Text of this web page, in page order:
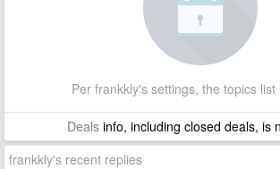
Per frankkly's settings, the topics list
Dealsinfo, including closed deals, is
frankkly's recent replies